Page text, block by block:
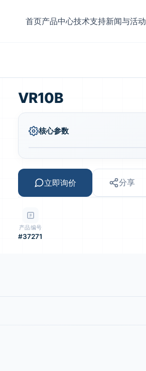
首页产品中心技术支持新闻与活动
VR10B
核心参数
立即询价 分享
产品编号
#37271